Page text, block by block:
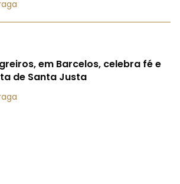
em Barcelos, celebra fé e
de Santa Justa